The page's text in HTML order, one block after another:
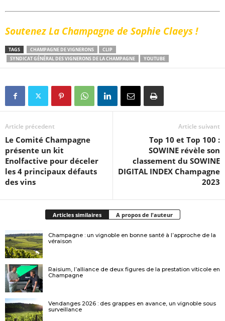
Soutenez La Champagne de Sophie Claeys !
TAGS CHAMPAGNE DE VIGNERONS
CLIP
SYNDICAT GÉNÉRAL DES VIGNERONS DE LA CHAMPAGNE
YOUTUBE
Article précedent
Le Comité Champagne
présente un kit
Enolfactive pour déceler
les 4 principaux défauts
des vins
Article suivant
Top 10 et Top 100 :
SOWINE révèle son
classement du SOWINE
DIGITAL INDEX Champagne
2023
Articles similaires A propos de l'auteur
Champagne : un vignoble en bonne santé à l’approche de la
véraison
Raisium, l’alliance de deux figures de la prestation viticole en
Champagne
Vendanges 2026 : des grappes en avance, un vignoble sous
surveillance